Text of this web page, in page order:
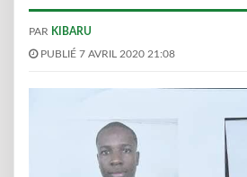
PAR KIBARU
PUBLIÉ 7 AVRIL 2020 21:08